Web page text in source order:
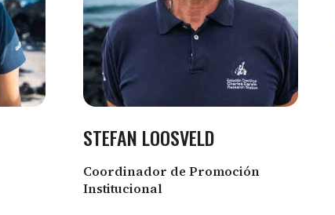
STEFAN LOOSVELD
Coordinador de Promoción
Institucional